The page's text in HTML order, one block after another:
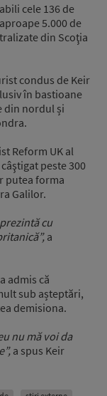
cele 136 de
5.000 de
din Scoţia
condus de Keir
în bastioane
din nordul și
Reform UK al
peste 300
putea forma
Galilor.
cu
a
admis că
sub așteptări,
demisiona.
nu mă voi da
a spus Keir